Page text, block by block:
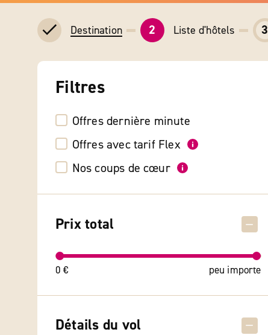
Destination 2 Liste d'hôtels 3
Filtres
Offres dernière minute
Offres avec tarif Flex
Nos coups de cœur
Prix total
0 € peu importe
Détails du vol
Toutes